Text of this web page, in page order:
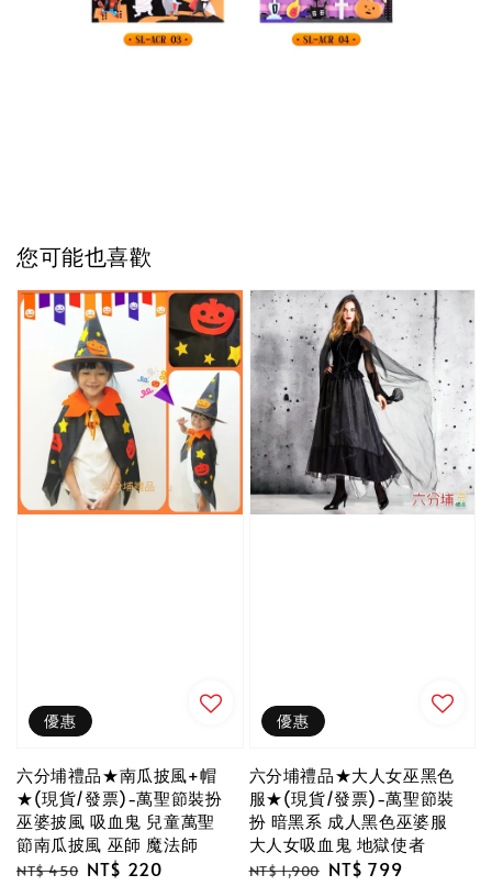
您可能也喜歡
優惠
六分埔禮品★南瓜披風+帽
★(現貨/發票)-萬聖節裝扮
巫婆披風 吸血鬼 兒童萬聖
節南瓜披風 巫師 魔法師
Regular
NT$ 450 Sale
NT$ 220
優惠
六分埔禮品★大人女巫黑色
服★(現貨/發票)-萬聖節裝
扮 暗黑系 成人黑色巫婆服
大人女吸血鬼 地獄使者
Regular
NT$ 1,900 Sale
NT$ 799